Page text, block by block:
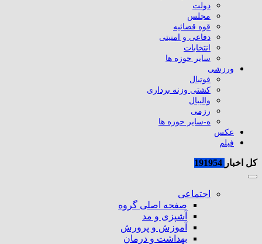
دولت
مجلس
قوه قضائیه
دفاعی و امنیتی
انتخابات
سایر حوزه ها
ورزشی
فوتبال
کشتی وزنه برداری
والیبال
رزمی
ه-سایر حوزه ها
عکس
فیلم
کل اخبار
اجتماعی
صفحه اصلی گروه
آشپزی و مد
آموزش و پرورش
بهداشت و درمان